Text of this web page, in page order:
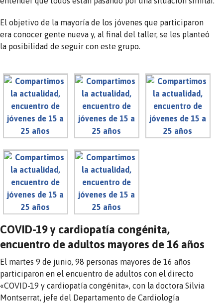
El objetivo de la mayoría de los jóvenes que participaron
era conocer gente nueva y, al final del taller, se les planteó
la posibilidad de seguir con este grupo.
COVID-19 y cardiopatía congénita,
encuentro de adultos mayores de 16 años
El martes 9 de junio, 98 personas mayores de 16 años
participaron en el encuentro de adultos con el directo
«COVID-19 y cardiopatía congénita», con la doctora Silvia
Montserrat, jefe del Departamento de Cardiología